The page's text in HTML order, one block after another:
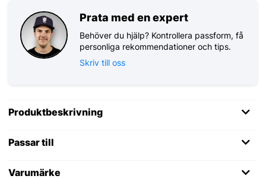
Prata med en expert
Behöver du hjälp? Kontrollera passform, få
personliga rekommendationer och tips.
Skriv till oss
Produktbeskrivning
Passar till
Varumärke